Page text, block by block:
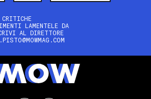
LAMENTELE DA
AL DIRETTORE